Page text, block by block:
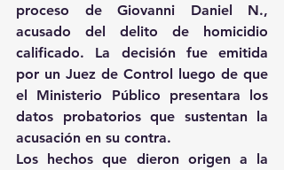
proceso de Giovanni Daniel N.,
acusado del delito de homicidio
calificado. La decisión fue emitida
por un Juez de Control luego de que
el Ministerio Público presentara los
datos probatorios que sustentan la
acusación en su contra.
Los hechos que dieron origen a la